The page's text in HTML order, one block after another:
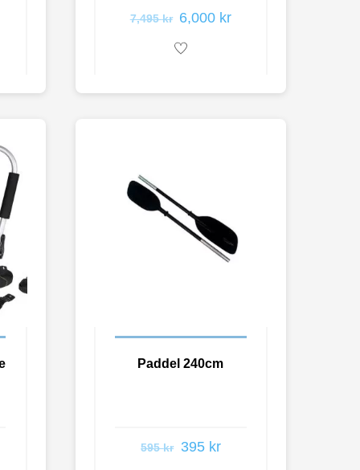
7,495kr 6,000 kr
Paddel 240cm
595kr 395 kr